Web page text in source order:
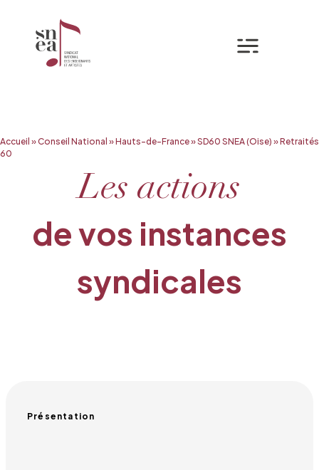
Aller
au
Accueil »Conseil National »Hauts-de-France»SD60 SNEA (Oise) »Retraités
60
Les actions
de vos instances
syndicales
Présentation